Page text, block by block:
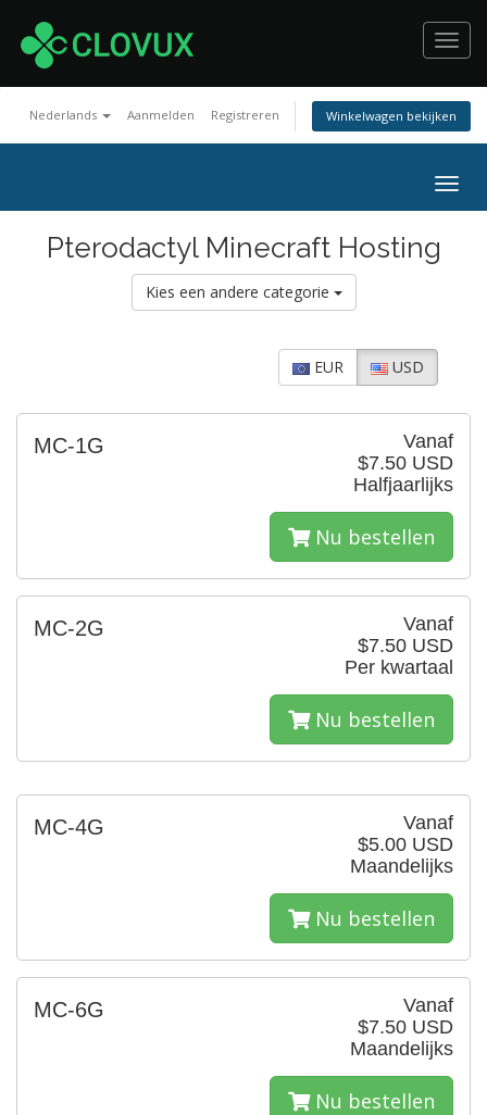
Nederlands Aanmelden Registreren Winkelwagen bekijken
Pterodactyl Minecraft Hosting
Kies een andere categorie
EUR USD
Vanaf
$7.50 USD
Halfjaarlijks
MC-1G
Nu bestellen
Vanaf
$7.50 USD
Per kwartaal
MC-2G
Nu bestellen
Vanaf
$5.00 USD
Maandelijks
MC-4G
Nu bestellen
Vanaf
$7.50 USD
Maandelijks
MC-6G
Nu bestellen